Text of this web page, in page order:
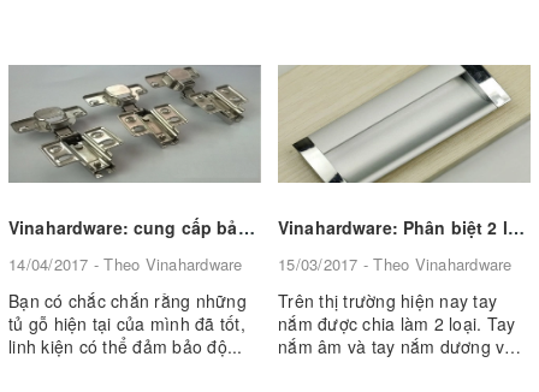
Vinahardware: cung cấp bản lề giảm chấn hiệu Vina và các loại theo yêu cầu
14/04/2017 - Theo Vinahardware
Bạn có chắc chắn rằng những
tủ gỗ hiện tại của mình đã tốt,
linh kiện có thể đảm bảo độ...
Vinahardware: Phân biệt 2 loại tay nắm âm và nổi
15/03/2017 - Theo Vinahardware
Trên thị trường hiện nay tay
nắm được chia làm 2 loại. Tay
nắm âm và tay nắm dương với